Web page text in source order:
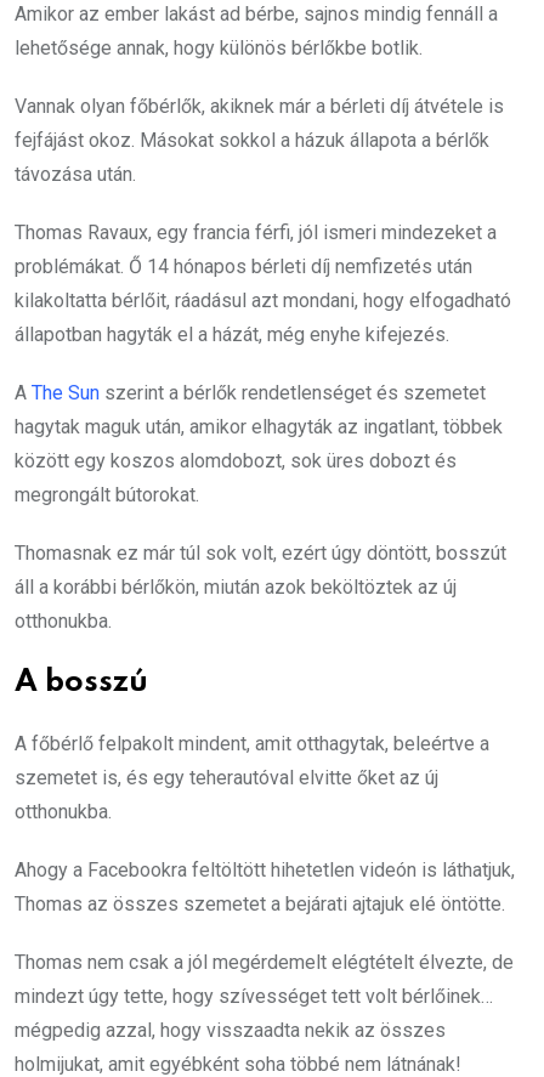
Amikor az ember lakást ad bérbe, sajnos mindig fennáll a
lehetősége annak, hogy különös bérlőkbe botlik.
Vannak olyan főbérlők, akiknek már a bérleti díj átvétele is
fejfájást okoz. Másokat sokkol a házuk állapota a bérlők
távozása után.
Thomas Ravaux, egy francia férfi, jól ismeri mindezeket a
problémákat. Ő 14 hónapos bérleti díj nemfizetés után
kilakoltatta bérlőit, ráadásul azt mondani, hogy elfogadható
állapotban hagyták el a házát, még enyhe kifejezés.
A The Sun szerint a bérlők rendetlenséget és szemetet
hagytak maguk után, amikor elhagyták az ingatlant, többek
között egy koszos alomdobozt, sok üres dobozt és
megrongált bútorokat.
Thomasnak ez már túl sok volt, ezért úgy döntött, bosszút
áll a korábbi bérlőkön, miután azok beköltöztek az új
otthonukba.
A bosszú
A főbérlő felpakolt mindent, amit otthagytak, beleértve a
szemetet is, és egy teherautóval elvitte őket az új
otthonukba.
Ahogy a Facebookra feltöltött hihetetlen videón is láthatjuk,
Thomas az összes szemetet a bejárati ajtajuk elé öntötte.
Thomas nem csak a jól megérdemelt elégtételt élvezte, de
mindezt úgy tette, hogy szívességet tett volt bérlőinek…
mégpedig azzal, hogy visszaadta nekik az összes
holmijukat, amit egyébként soha többé nem látnának!